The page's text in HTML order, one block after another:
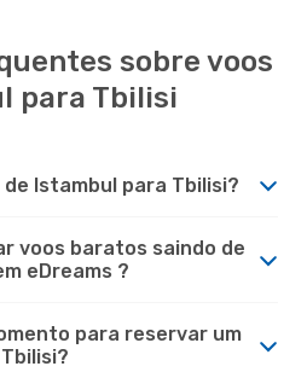
sobre voos
para Tbilisi
Istambul para Tbilisi?
voos baratos saindo de
eDreams ?
para reservar um